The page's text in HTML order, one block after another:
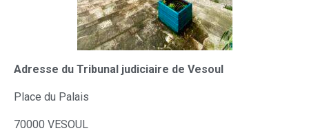
Adresse du Tribunal judiciaire de Vesoul
Place du Palais
70000 VESOUL